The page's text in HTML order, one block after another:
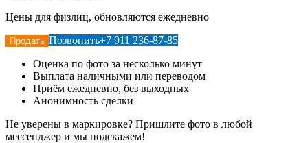
Цены для физлиц, обновляются ежедневно
Продать Позвонить+7 911 236-87-85
Оценка по фото за несколько минут
Выплата наличными или переводом
Приём ежедневно, без выходных
Анонимность сделки
Не уверены в маркировке? Пришлите фото в любой
мессенджер и мы подскажем!